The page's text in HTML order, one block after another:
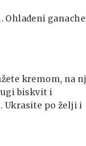
Ohlađeni ganache
kremom, na
biskvit i
Ukrasite po želji i